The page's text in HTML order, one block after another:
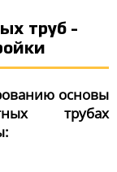
труб –
основы
трубах